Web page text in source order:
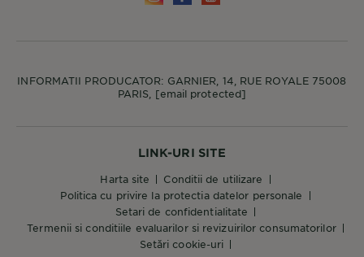
LINK-URI SITE
harta site
conditii de utilizare
politica cu privire la protectia datelor personale
setari de confidentialitate
termenii si conditiile evaluarilor si revizuirilor consumatorilor
setări cookie-uri
INFORMATII PRODUCATOR: GARNIER, 14, RUE ROYALE 75008
PARIS, [email protected]